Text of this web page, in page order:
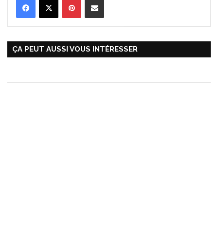
ÇA PEUT AUSSI VOUS INTÉRESSER